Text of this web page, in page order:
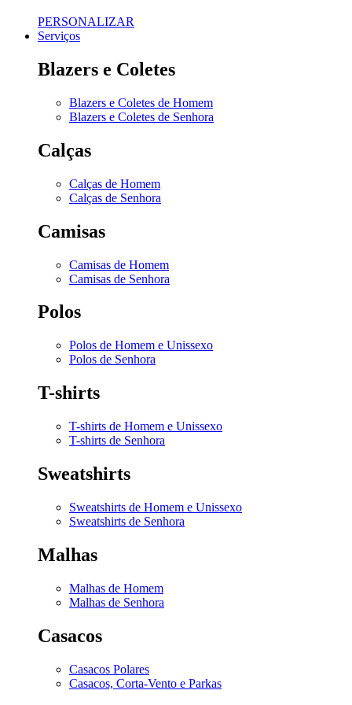
PERSONALIZAR
Serviços
Blazers e Coletes
Blazers e Coletes de Homem
Blazers e Coletes de Senhora
Calças
Calças de Homem
Calças de Senhora
Camisas
Camisas de Homem
Camisas de Senhora
Polos
Polos de Homem e Unissexo
Polos de Senhora
T-shirts
T-shirts de Homem e Unissexo
T-shirts de Senhora
Sweatshirts
Sweatshirts de Homem e Unissexo
Sweatshirts de Senhora
Malhas
Malhas de Homem
Malhas de Senhora
Casacos
Casacos Polares
Casacos, Corta-Vento e Parkas